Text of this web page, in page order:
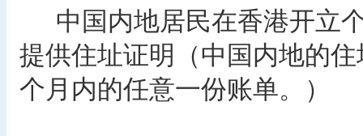
中国内地居民在香港开立
提供住址证明（中国内地的
个月内的任意一份账单。）